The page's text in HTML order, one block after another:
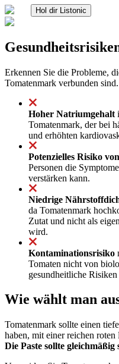
Hol dir Listonic
Erkennen Sie die Probleme,
Tomatenmark verbunden sind.
Hoher Natriumgehalt
Tomatenmark, der bei
und erhöhten
Potenzielles Risiko
Personen die
verstärken kann.
Niedrige
da Tomatenmark
Zutat und nicht als
wird.
Kontaminationsrisiko
Tomaten nicht von
gesundheitliche
Wie wählt man
Tomatenmark sollte einen
haben, mit einer reichen
Die Paste sollte